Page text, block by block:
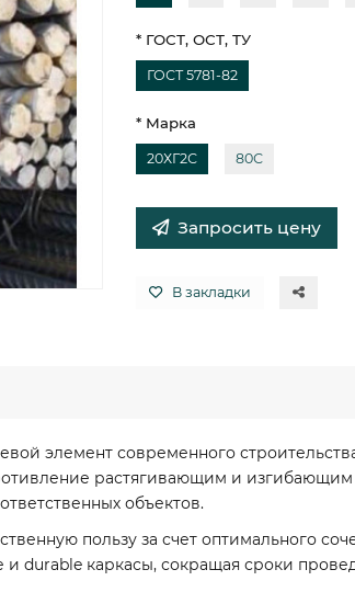
* ГОСТ, ОСТ, ТУ
ГОСТ 5781-82
* Марка
20ХГ2С 80С
Запросить цену
В закладки
элемент современного
растягивающим и изгибающим
объектов.
пользу за счет оптимального
durable каркасы, сокращая сроки